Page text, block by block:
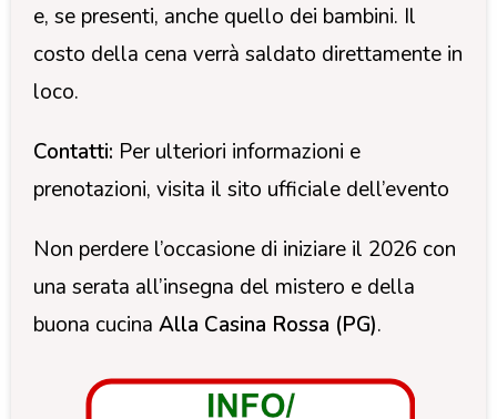
e, se presenti, anche quello dei bambini. Il
costo della cena verrà saldato direttamente in
loco.
Contatti: Per ulteriori informazioni e
prenotazioni, visita il sito ufficiale dell’evento
Non perdere l’occasione di iniziare il 2026 con
una serata all’insegna del mistero e della
buona cucina Alla Casina Rossa (PG).